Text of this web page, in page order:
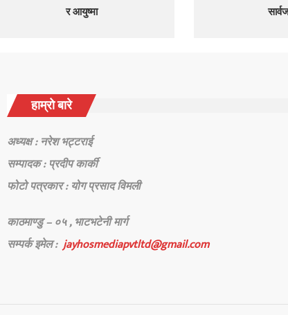
र आयुष्मा
हाम्रो बारे
अध्यक्ष : नरेश भट्टराई
सम्पादक : प्रदीप कार्की
फोटो पत्रकार : योग प्रसाद विमली
काठमाण्डु – ०५ , भाटभटेनी मार्ग
सम्पर्कइमेल :jayhosmediapvtltd@gmail.com